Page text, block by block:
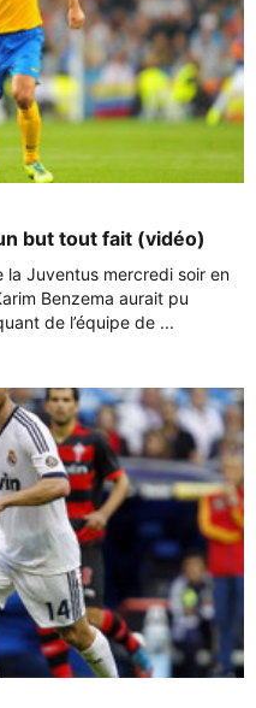
but tout fait (vidéo)
la Juventus mercredi soir en
Benzema aurait pu
de l’équipe de ...